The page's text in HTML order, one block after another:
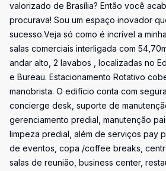
valorizado de Brasília? Então você
procurava! Sou um espaço inovador
sucesso.Veja só como é incrível a
salas comerciais interligada com
andar alto, 2 lavabos , localizadas no
e Bureau. Estacionamento Rotativo
manobrista. O edifício conta com
concierge desk, suporte de
gerenciamento predial, manutenção
limpeza predial, além de serviços pay
de eventos, copa /coffee breaks,
salas de reunião, business center,